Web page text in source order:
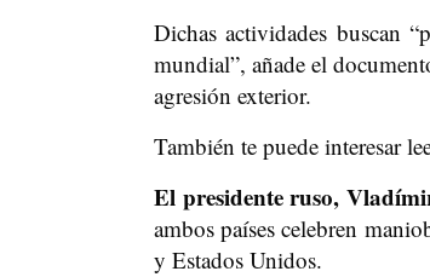
Dichas actividades buscan
mundial”, añade el
agresión exterior.
También te puede interesar
El presidente ruso,
ambos países celebren
y Estados Unidos.